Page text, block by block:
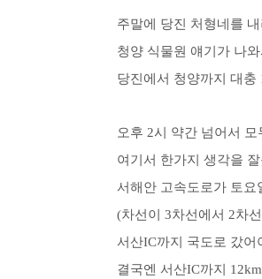
주말에 당진 처형네를
청양 식물원 얘기가 나
당진에서 청양까지 대충
오후 2시 약간 넘어서 모
여기서 한가지 생각을
서해안 고속도로가 토요
(차선이 3차선에서 2차
서산IC까지 국도로 갔어
결국엔 서산IC까지